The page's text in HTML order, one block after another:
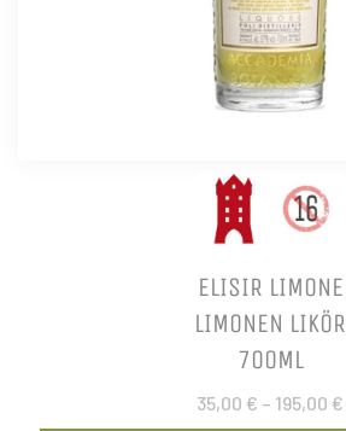
ELISIR LIMONE
LIMONEN LIKÖR
700ML
35,00 € – 195,00 €